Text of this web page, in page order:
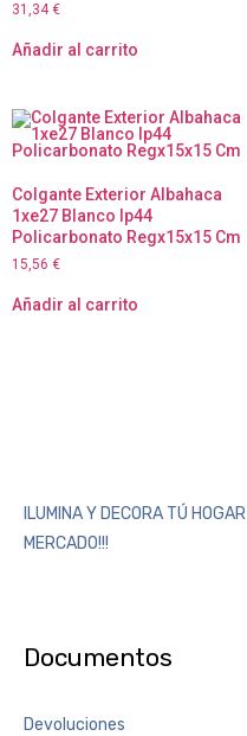
31,34€
Añadir al carrito
Colgante Exterior Albahaca
1xe27 Blanco Ip44
Policarbonato Regx15x15 Cm
15,56 €
Añadir al carrito
ILUMINA Y DECORA TÚ
MERCADO!!!
Documentos
Devoluciones